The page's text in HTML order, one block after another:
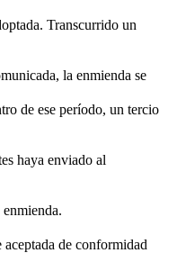
Transcurrido un
la enmienda se
de ese período, un tercio
haya enviado al
aceptada de conformidad